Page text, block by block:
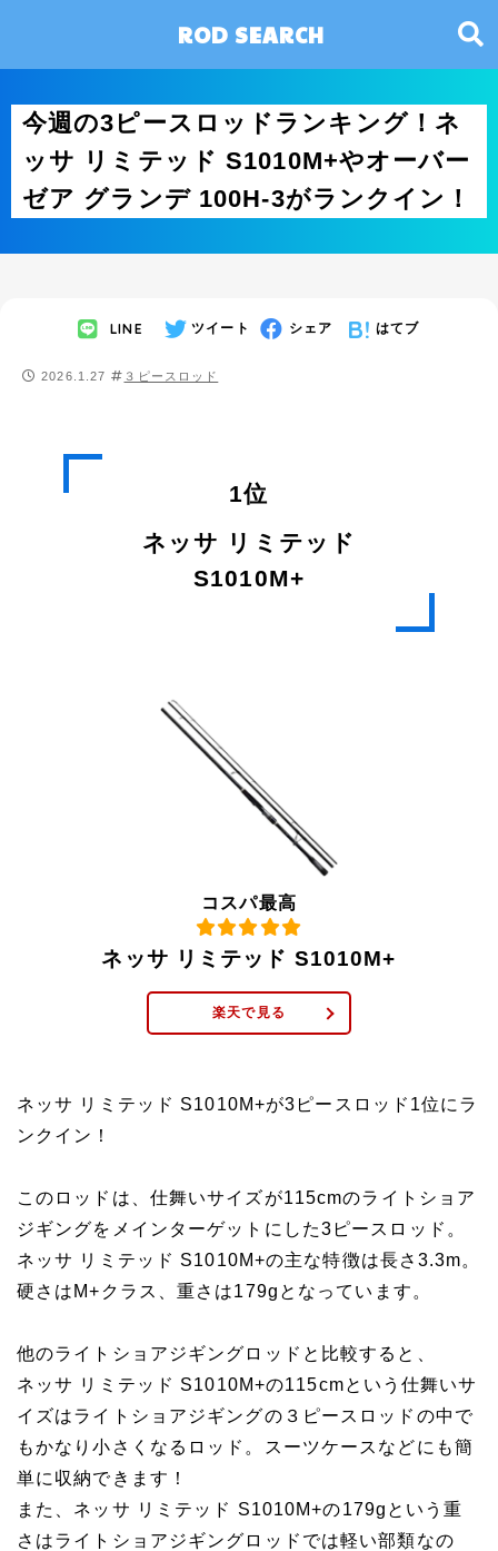
ROD SEARCH
今週の3ピースロッドランキング！ネ
ッサ リミテッド S1010M+やオーバー
ゼア グランデ 100H-3がランクイン！
LINE ツイート シェア はてブ
2026.1.27 ３ピースロッド
1位
ネッサ リミテッド
S1010M+
コスパ最高
ネッサ リミテッド S1010M+
楽天で見る
ネッサ リミテッド S1010M+が3ピースロッド1位にラ
ンクイン！
このロッドは、仕舞いサイズが115cmのライトショア
ジギングをメインターゲットにした3ピースロッド。
ネッサ リミテッド S1010M+の主な特徴は長さ3.3m。
硬さはM+クラス、重さは179gとなっています。
他のライトショアジギングロッドと比較すると、
ネッサ リミテッド S1010M+の115cmという仕舞いサ
イズはライトショアジギングの３ピースロッドの中で
もかなり小さくなるロッド。スーツケースなどにも簡
単に収納できます！
また、ネッサ リミテッド S1010M+の179gという重
さはライトショアジギングロッドでは軽い部類なの